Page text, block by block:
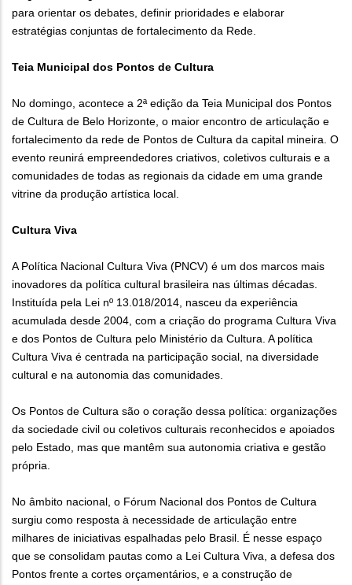
para orientar os debates, definir prioridades e elaborar
estratégias conjuntas de fortalecimento da Rede.
Teia Municipal dos Pontos de Cultura
No domingo, acontece a 2ª edição da Teia Municipal dos Pontos
de Cultura de Belo Horizonte, o maior encontro de articulação e
fortalecimento da rede de Pontos de Cultura da capital mineira. O
evento reunirá empreendedores criativos, coletivos culturais e a
comunidades de todas as regionais da cidade em uma grande
vitrine da produção artística local.
Cultura Viva
A Política Nacional Cultura Viva (PNCV) é um dos marcos mais
inovadores da política cultural brasileira nas últimas décadas.
Instituída pela Lei nº 13.018/2014, nasceu da experiência
acumulada desde 2004, com a criação do programa Cultura Viva
e dos Pontos de Cultura pelo Ministério da Cultura. A política
Cultura Viva é centrada na participação social, na diversidade
cultural e na autonomia das comunidades.
Os Pontos de Cultura são o coração dessa política: organizações
da sociedade civil ou coletivos culturais reconhecidos e apoiados
pelo Estado, mas que mantêm sua autonomia criativa e gestão
própria.
No âmbito nacional, o Fórum Nacional dos Pontos de Cultura
surgiu como resposta à necessidade de articulação entre
milhares de iniciativas espalhadas pelo Brasil. É nesse espaço
que se consolidam pautas como a Lei Cultura Viva, a defesa dos
Pontos frente a cortes orçamentários, e a construção de